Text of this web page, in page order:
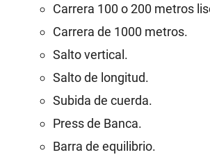
Carrera 100 o 200 metros
Carrera de 1000 metros.
Salto vertical.
Salto de longitud.
Subida de cuerda.
Press de Banca.
Barra de equilibrio.